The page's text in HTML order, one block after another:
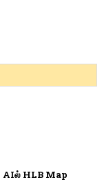
AIல் HLB Map